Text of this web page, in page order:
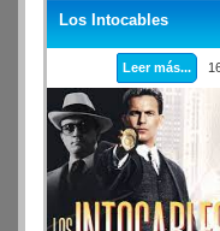
de los Trabajadores de
Los Intocables
Leer más...